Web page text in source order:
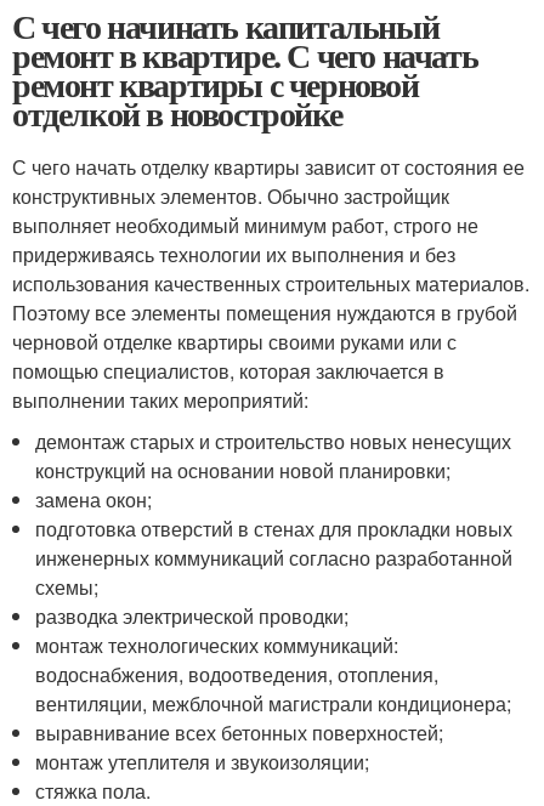
С чего начинать капитальный
ремонт в квартире. С чего начать
ремонт квартиры с черновой
отделкой в новостройке
С чего начать отделку квартиры зависит от состояния ее
конструктивных элементов. Обычно застройщик
выполняет необходимый минимум работ, строго не
придерживаясь технологии их выполнения и без
использования качественных строительных материалов.
Поэтому все элементы помещения нуждаются в грубой
черновой отделке квартиры своими руками или с
помощью специалистов, которая заключается в
выполнении таких мероприятий:
демонтаж старых и строительство новых ненесущих
конструкций на основании новой планировки;
замена окон;
подготовка отверстий в стенах для прокладки новых
инженерных коммуникаций согласно разработанной
схемы;
разводка электрической проводки;
монтаж технологических коммуникаций:
водоснабжения, водоотведения, отопления,
вентиляции, межблочной магистрали кондиционера;
выравнивание всех бетонных поверхностей;
монтаж утеплителя и звукоизоляции;
стяжка пола.